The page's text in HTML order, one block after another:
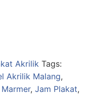
Akrilik Tags:
Akrilik Malang,
, Jam Plakat,